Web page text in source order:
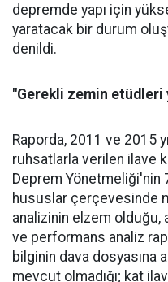
depremde yapı için
yaratacak bir durum
denildi.
"Gerekli zemin etüdleri
Raporda, 2011 ve 2015
ruhsatlarla verilen ilave
Deprem
hususlar çerçevesinde
analizinin elzem olduğu,
ve performans analiz
bilginin dava dosyasına
mevcut olmadığı; kat